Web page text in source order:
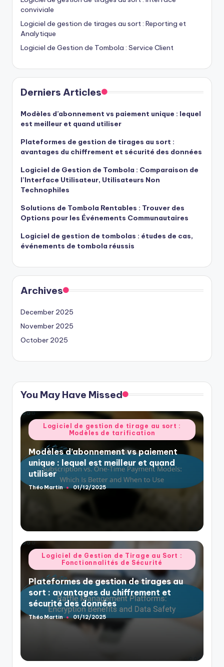
conviviale
Logiciel de gestion de tirages au sort : Reporting et
Analytique
Logiciel de Gestion de Tombola : Service Client
Derniers Articles
Modèles d’abonnement vs paiement unique : lequel
est meilleur et quand utiliser
Plateformes de gestion de tirages au sort :
avantages du chiffrement et sécurité des données
Logiciel de Gestion de Tombola : Comparaison de
l’Interface Utilisateur, Utilisateurs Non
Technophiles
Solutions de Tombola Rentables : Trouver des
Options pour les Événements Communautaires
Logiciel de gestion de tombolas : études de cas,
événements de tombola réussis
Archives
December 2025
November 2025
October 2025
You May Have Missed
Posted
in
Logiciel de gestion de tirage au sort :
Modèles de tarification
Modèles d’abonnement vs paiement
unique : lequel est meilleur et quand
utiliser
Posted
Théo Martin 01/12/2025
Posted
in
Logiciel de Gestion de Tirage au Sort :
Fonctionnalités de Sécurité
Plateformes de gestion de tirages au
sort : avantages du chiffrement et
sécurité des données
Posted
Théo Martin 01/12/2025